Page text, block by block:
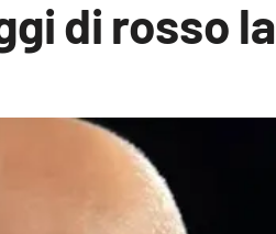
di rosso la